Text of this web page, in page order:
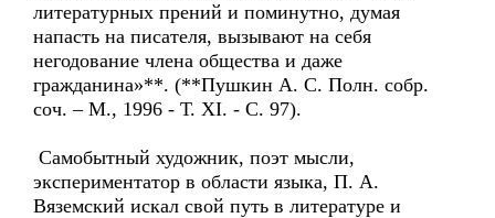
литературных прений и поминутно, думая
напасть на писателя, вызывают на себя
негодование члена общества и даже
гражданина»**. (**Пушкин А. С. Полн. собр.
соч. – М., 1996 - Т. XI. - С. 97).
Самобытный художник, поэт мысли,
экспериментатор в области языка, П. А.
Вяземский искал свой путь в литературе и